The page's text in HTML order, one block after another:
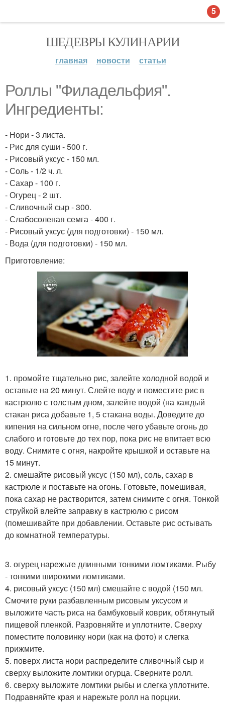
ШЕДЕВРЫ КУЛИНАРИИ
главная новости статьи
Роллы "Филадельфия".
Ингредиенты:
- Нори - 3 листа.
- Рис для суши - 500 г.
- Рисовый уксус - 150 мл.
- Соль - 1/2 ч. л.
- Сахар - 100 г.
- Огурец - 2 шт.
- Сливочный сыр - 300.
- Слабосоленая семга - 400 г.
- Рисовый уксус (для подготовки) - 150 мл.
- Вода (для подготовки) - 150 мл.
Приготовление:
1. промойте тщательно рис, залейте холодной водой и
оставьте на 20 минут. Слейте воду и поместите рис в
кастрюлю с толстым дном, залейте водой (на каждый
стакан риса добавьте 1, 5 стакана воды. Доведите до
кипения на сильном огне, после чего убавьте огонь до
слабого и готовьте до тех пор, пока рис не впитает всю
воду. Снимите с огня, накройте крышкой и оставьте на
15 минут.
2. смешайте рисовый уксус (150 мл), соль, сахар в
кастрюле и поставьте на огонь. Готовьте, помешивая,
пока сахар не растворится, затем снимите с огня. Тонкой
струйкой влейте заправку в кастрюлю с рисом
(помешивайте при добавлении. Оставьте рис остывать
до комнатной температуры.
3. огурец нарежьте длинными тонкими ломтиками. Рыбу
- тонкими широкими ломтиками.
4. рисовый уксус (150 мл) смешайте с водой (150 мл.
Смочите руки разбавленным рисовым уксусом и
выложите часть риса на бамбуковый коврик, обтянутый
пищевой пленкой. Разровняйте и уплотните. Сверху
поместите половинку нори (как на фото) и слегка
прижмите.
5. поверх листа нори распределите сливочный сыр и
сверху выложите ломтики огурца. Сверните ролл.
6. сверху выложите ломтики рыбы и слегка уплотните.
Подравняйте края и нарежьте ролл на порции.
5